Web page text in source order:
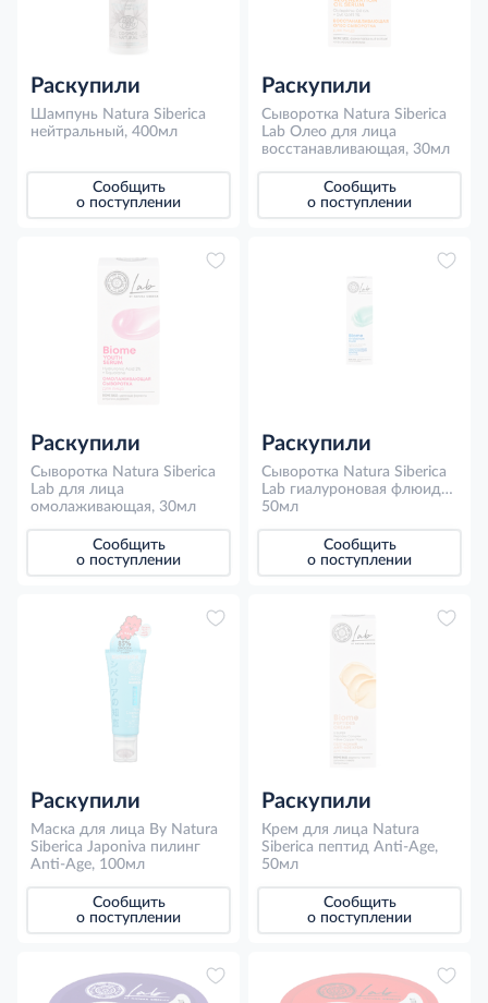
Раскупили
Шампунь Natura Siberica
нейтральный, 400мл
Сообщить
о поступлении
Раскупили
Сыворотка Natura Siberica
Lab Олео для лица
восстанавливающая, 30мл
Сообщить
о поступлении
Раскупили
Сыворотка Natura Siberica
Lab для лица
омолаживающая, 30мл
Сообщить
о поступлении
Раскупили
Сыворотка Natura Siberica
Lab гиалуроновая флюид
для лица увлажняющая,
50мл
Сообщить
о поступлении
Раскупили
Маска для лица By Natura
Siberica Japoniva пилинг
Anti-Age, 100мл
Сообщить
о поступлении
Раскупили
Крем для лица Natura
Siberica пептид Anti-Age,
50мл
Сообщить
о поступлении